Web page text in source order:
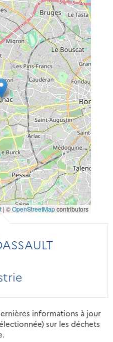
|©OpenStreetMapcontributors
informations à jour
sur les déchets